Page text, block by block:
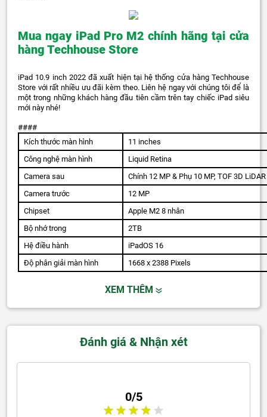
Mua ngay iPad Pro M2 chính hãng tại cửa
hàng Techhouse Store
iPad 10.9 inch 2022 đã xuất hiện tại hệ thống cửa hàng Techhouse
Store với rất nhiều ưu đãi kèm theo. Liên hệ ngay với chúng tôi để là
một trong những khách hàng đầu tiên cầm trên tay chiếc iPad siêu
mới này nhé!
####
Kích thước màn hình
11 inches
Công nghệ màn hình
Liquid Retina
Camera sau
Chính 12 MP & Phụ 10 MP, TOF 3D LiDAR
Camera trước
12 MP
Chipset
Apple M2 8 nhân
Bộ nhớ trong
2TB
Hệ điều hành
iPadOS 16
Độ phân giải màn hình
1668 x 2388 Pixels
XEM THÊM
Đánh giá & Nhận xét
0/5